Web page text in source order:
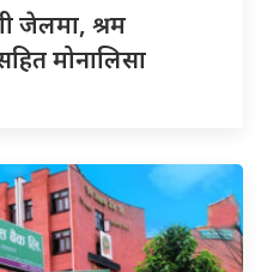
जेलमा, श्रम
मोनालिसा